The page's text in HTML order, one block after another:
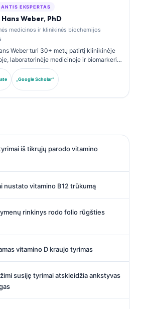
EKSPERTAS
Weber, PhD
medicinos ir klinikinės biochemijos
Weber turi 30+ metų patirtį klinikinėje
laboratorinėje medicinoje ir biomarkerių
Buvęs Vokietijos klinikinės chemijos
jis specializuojasi diagnostinių
biomarkerių standartizavime ir AI
„Google Scholar“
iš tikrųjų parodo vitamino
nustato vitamino B12 trūkumą
rinkinys rodo folio rūgšties
vitamino D kraujo tyrimas
susiję tyrimai atskleidžia ankstyvas